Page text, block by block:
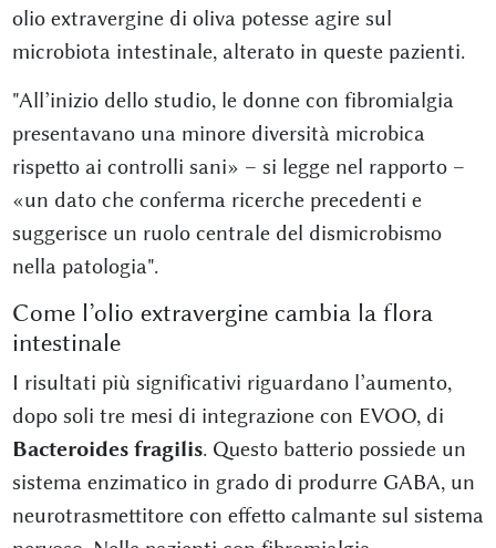
olio extravergine di oliva potesse agire sul
microbiota intestinale, alterato in queste pazienti.
"All’inizio dello studio, le donne con fibromialgia
presentavano una minore diversità microbica
rispetto ai controlli sani» – si legge nel rapporto –
«un dato che conferma ricerche precedenti e
suggerisce un ruolo centrale del dismicrobismo
nella patologia".
Come l’olio extravergine cambia la flora
intestinale
I risultati più significativi riguardano l’aumento,
dopo soli tre mesi di integrazione con EVOO, di
Bacteroides fragilis. Questo batterio possiede un
sistema enzimatico in grado di produrre GABA, un
neurotrasmettitore con effetto calmante sul sistema